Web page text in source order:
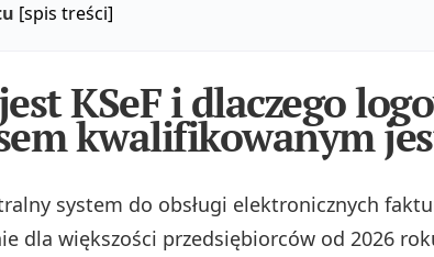
[spis treści]
KSeF i dlaczego
kwalifikowanym
system do obsługi elektronicznych
dla większości przedsiębiorców od 2026